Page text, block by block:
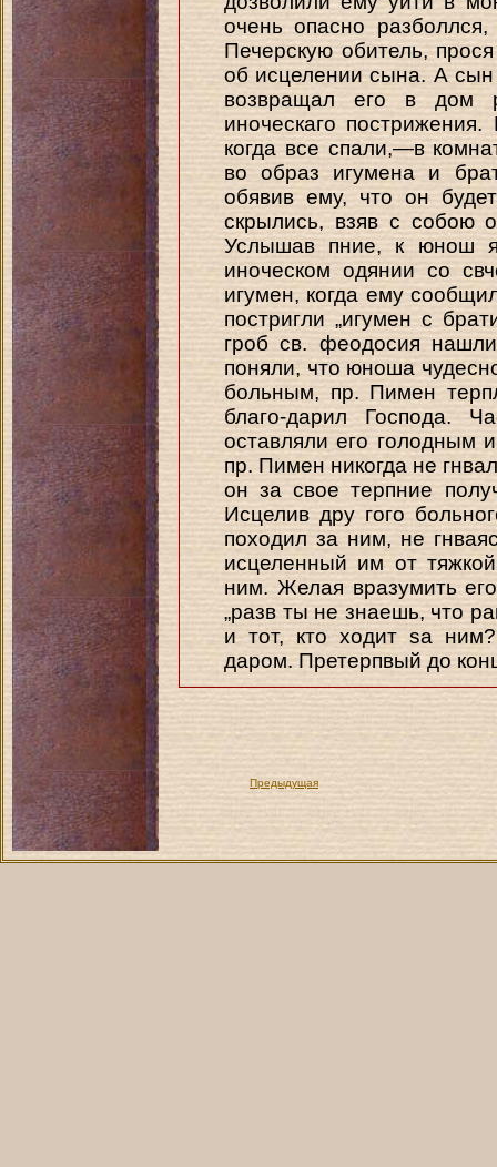
очень опасно
Печерскую обитель,
об исцелении сына. А
возвращал его в дом
иноческаго
когда все спали,—в
во образ игумена и
обявив ему, что он
скрылись, взяв с собою
Услышав пние, к юнош
иноческом одянии со
игумен, когда ему
постригли „игумен с
гроб св. феодосия
поняли, что юноша
больным, пр. Пимен
благо-дарил Господа.
оставляли его голодным
пр. Пимен никогда не
он за свое терпние
Исцелив дру гого
походил за ним, не
исцеленный им от
ним. Желая вразумить
„разв ты не знаешь, что
и тот, кто ходит sa
даром. Претерпвый до
Предыдущая